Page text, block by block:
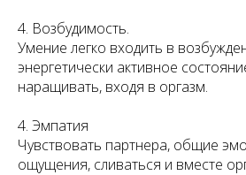
4. Возбудимость.
Умение легко входить в
энергетически активное
наращивать, входя в оргазм.
4. Эмпатия
Чувствовать партнера, общие
ощущения, сливаться и вместе